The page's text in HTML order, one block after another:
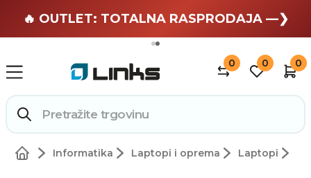
🏄 Zaslužuješ odmor —❯
🔥 OUTLET: TOTALNA RASPRODAJA —❯
0 0 0
Informatika Laptopi i oprema Laptopi